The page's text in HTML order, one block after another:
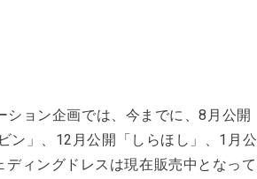
ション企画では、今までに、8月公
ン」、12月公開「しらほし」、1月
ィングドレスは現在販売中となっ